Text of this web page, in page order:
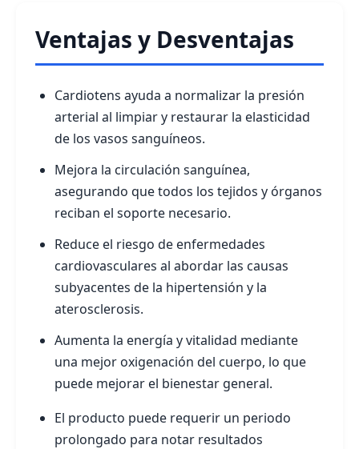
Ventajas y Desventajas
Cardiotens ayuda a normalizar la presión
arterial al limpiar y restaurar la elasticidad
de los vasos sanguíneos.
Mejora la circulación sanguínea,
asegurando que todos los tejidos y órganos
reciban el soporte necesario.
Reduce el riesgo de enfermedades
cardiovasculares al abordar las causas
subyacentes de la hipertensión y la
aterosclerosis.
Aumenta la energía y vitalidad mediante
una mejor oxigenación del cuerpo, lo que
puede mejorar el bienestar general.
El producto puede requerir un periodo
prolongado para notar resultados